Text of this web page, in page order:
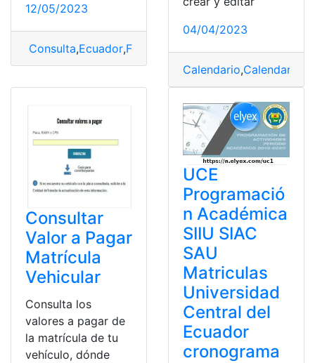
12/05/2023
Consulta,Ecuador,Fechas Fechas cívicas,Fechas
04/04/2023
Calendario,Calendario
Consultar
Valor a Pagar
Matrícula
Vehicular
Consulta los
valores a pagar de
la matrícula de tu
vehículo, dónde
UCE
Programació
n Académica
SIIU SIAC
SAU
Matriculas
Universidad
Central del
Ecuador
cronograma